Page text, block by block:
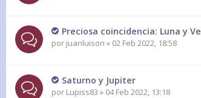
Preciosa coincidencia: Luna y
por juanluison » 02 Feb 2022, 18:58
Saturno y Jupiter
por Lupiss83 » 04 Feb 2022, 13:18